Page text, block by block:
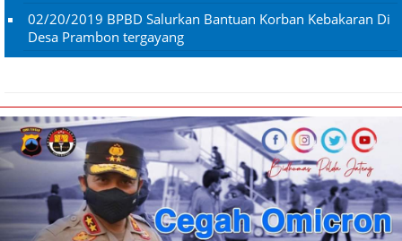
02/20/2019 BPBD Salurkan Bantuan Korban Kebakaran Di
Desa Prambon tergayang